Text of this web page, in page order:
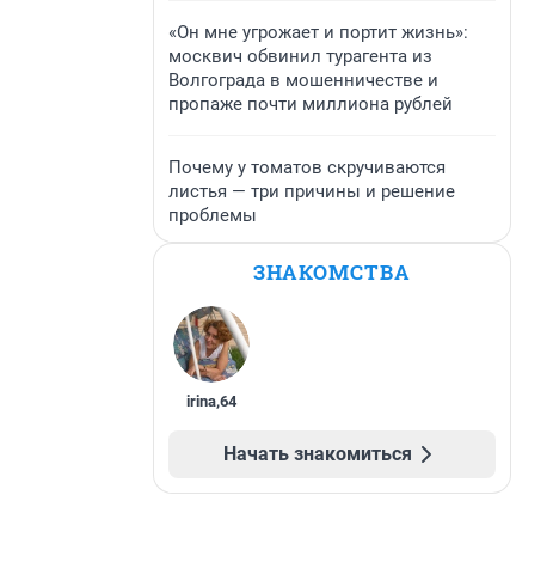
«Он мне угрожает и портит жизнь»:
москвич обвинил турагента из
Волгограда в мошенничестве и
пропаже почти миллиона рублей
Почему у томатов скручиваются
листья — три причины и решение
проблемы
ЗНАКОМСТВА
irina,64
Начать знакомиться